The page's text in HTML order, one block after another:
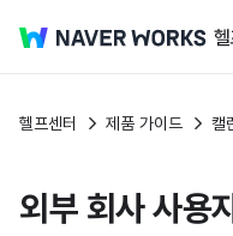
헬프센터 제품 가이드 캘
외부 회사 사용